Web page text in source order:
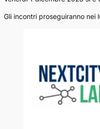
Gli incontri proseguiranno